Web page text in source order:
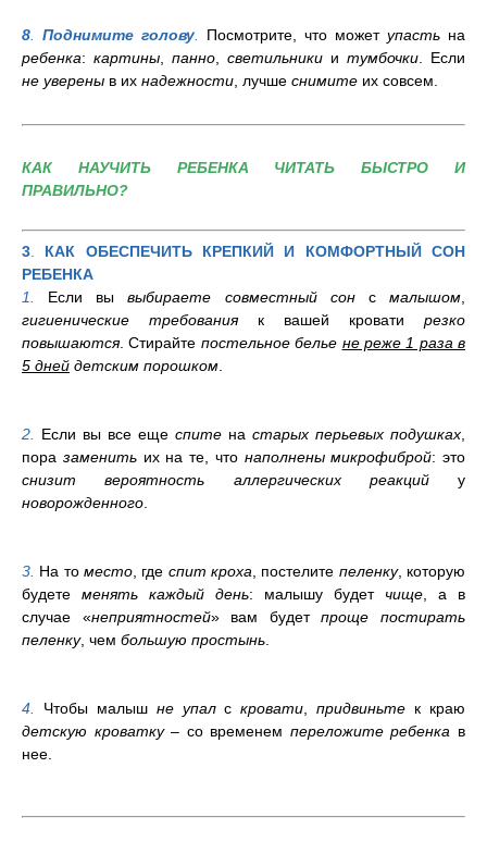
8. Поднимите голову. Посмотрите, что может упасть на
ребенка: картины, панно, светильники и тумбочки. Если
не уверены в их надежности, лучше снимите их совсем.
КАК НАУЧИТЬ РЕБЕНКА ЧИТАТЬ БЫСТРО И
ПРАВИЛЬНО?
3
КАК ОБЕСПЕЧИТЬ КРЕПКИЙ И КОМФОРТНЫЙ СОН
РЕБЕНКА
1. Если вывыбираете совместный сон смалышом
гигиенические требования к вашей кровати резко
повышаются. Стирайте постельное белье не реже 1 раза в
5 дней детским порошком
2. Если вы все еще спите на старых перьевых подушках
пора заменить их на те, что наполнены микрофиброй: это
снизит вероятность аллергических реакцийу
новорожденного
3. На то место , где спит кроха , постелите пеленку, которую
будете менять каждый день: малышу будет чище , а в
случае «неприятностей» вам будетпроще постирать
пеленку, чем большую простынь
4. Чтобы малыш не упалскровати ,придвиньте к краю
детскую кроватку– со временем переложите ребенка в
нее.